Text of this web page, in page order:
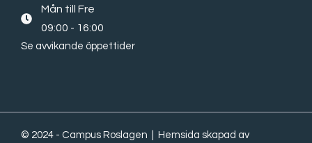
Mån till Fre
09:00 - 16:00
Se avvikande öppettider
© 2024 - Campus Roslagen | Hemsida skapad av